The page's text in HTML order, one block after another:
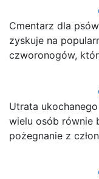
Cmentarz dla
zyskuje na
czworonogów,
Utrata
wielu osób równie
pożegnanie z